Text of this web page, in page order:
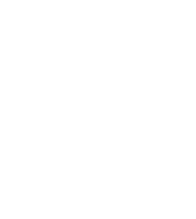
gulášom
grilovaním
SAK